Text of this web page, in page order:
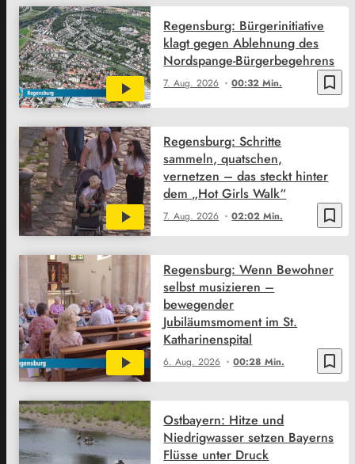
bookmark_border
7. Aug. 2026 00:32 Min.
Regensburg: Bürgerinitiative
klagt gegen Ablehnung des
Nordspange-Bürgerbegehrens
bookmark_border
7. Aug. 2026 02:02 Min.
Regensburg: Schritte
sammeln, quatschen,
vernetzen – das steckt hinter
dem „Hot Girls Walk“
bookmark_border
6. Aug. 2026 00:28 Min.
Regensburg: Wenn Bewohner
selbst musizieren –
bewegender
Jubiläumsmoment im St.
Katharinenspital
Ostbayern: Hitze und
Niedrigwasser setzen Bayerns
Flüsse unter Druck